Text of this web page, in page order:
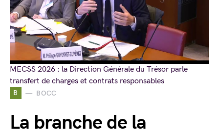
B BOCC
La branche de la
MECSS 2026 : la Direction Générale du Trésor parle
transfert de charges et contrats responsables